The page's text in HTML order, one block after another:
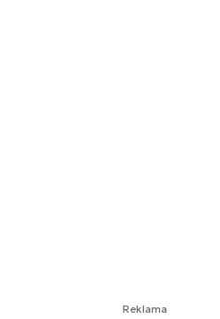
Reklama